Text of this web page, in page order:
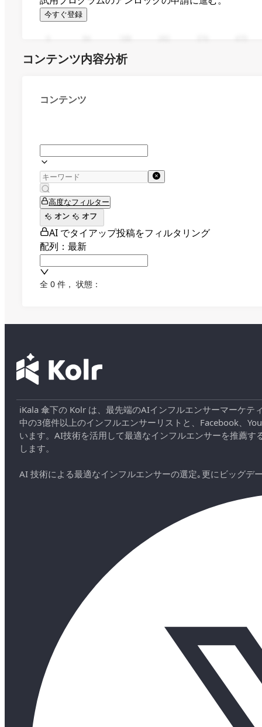
今すぐ登録
コンテンツ内容分析
コンテンツ
高度なフィルター
オン
オフ
AI でタイアップ投稿をフィルタリング
配列：最新
全 0 件 ， 状態：
iKala 傘下の Kolr は、最先端のAIインフルエンサーマーケ
中の3億件以上のインフルエンサーリストと、Facebook、
います。AI技術を活用して最適なインフルエンサーを推薦
します。
AI 技術による最適なインフルエンサーの選定｡更にビッグデ